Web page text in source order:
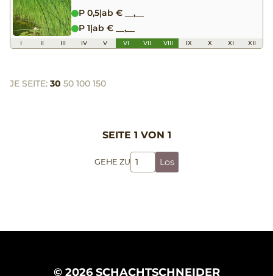
P 0,5|ab € __,__
P 1|ab € __,__
I II III IV V VI VII VIII IX X XI XII
JE SEITE: 30 50 100 150
SEITE 1 VON 1
GEHE ZU Los
© 2026 SCHACHTSCHNEIDER